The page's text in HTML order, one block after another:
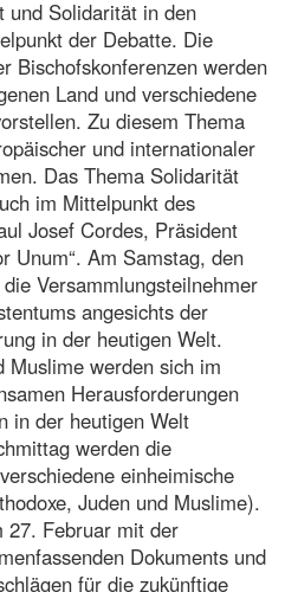
und Solidarität in den
der Debatte. Die
Bischofskonferenzen werden
Land und verschiedene
Zu diesem Thema
und internationaler
Das Thema Solidarität
im Mittelpunkt des
Josef Cordes, Präsident
Unum“. Am Samstag, den
Versammlungsteilnehmer
angesichts der
in der heutigen Welt.
Muslime werden sich im
Herausforderungen
in der heutigen Welt
werden die
einheimische
Juden und Muslime).
27. Februar mit der
Dokuments und
für die zukünftige